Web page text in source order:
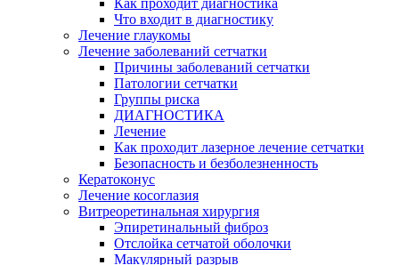
Как проходит диагностика
Что входит в диагностику
Лечение глаукомы
Лечение заболеваний сетчатки
Причины заболеваний сетчатки
Патологии сетчатки
Группы риска
ДИАГНОСТИКА
Лечение
Как проходит лазерное лечение сетчатки
Безопасность и безболезненность
Кератоконус
Лечение косоглазия
Витреоретинальная хирургия
Эпиретинальный фиброз
Отслойка сетчатой оболочки
Макулярный разрыв